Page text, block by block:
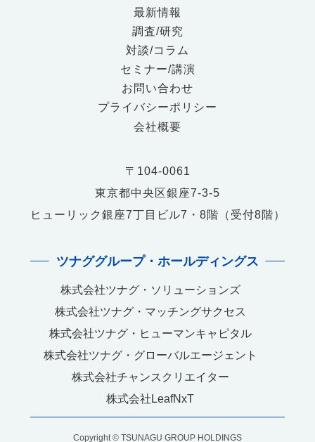
最新情報
調査/研究
対談/コラム
セミナー/講演
お問い合わせ
プライバシーポリシー
会社概要
〒104-0061
東京都中央区銀座7-3-5
ヒューリック銀座7丁目ビル7・8階（受付8階）
ツナググループ・ホールディングス
株式会社ツナグ・ソリューションズ
株式会社ツナグ・マッチングサクセス
株式会社ツナグ・ヒューマンキャピタル
株式会社ツナグ・グローバルエージェント
株式会社チャンスクリエイター
株式会社LeafNxT
Copyright © TSUNAGU GROUP HOLDINGS